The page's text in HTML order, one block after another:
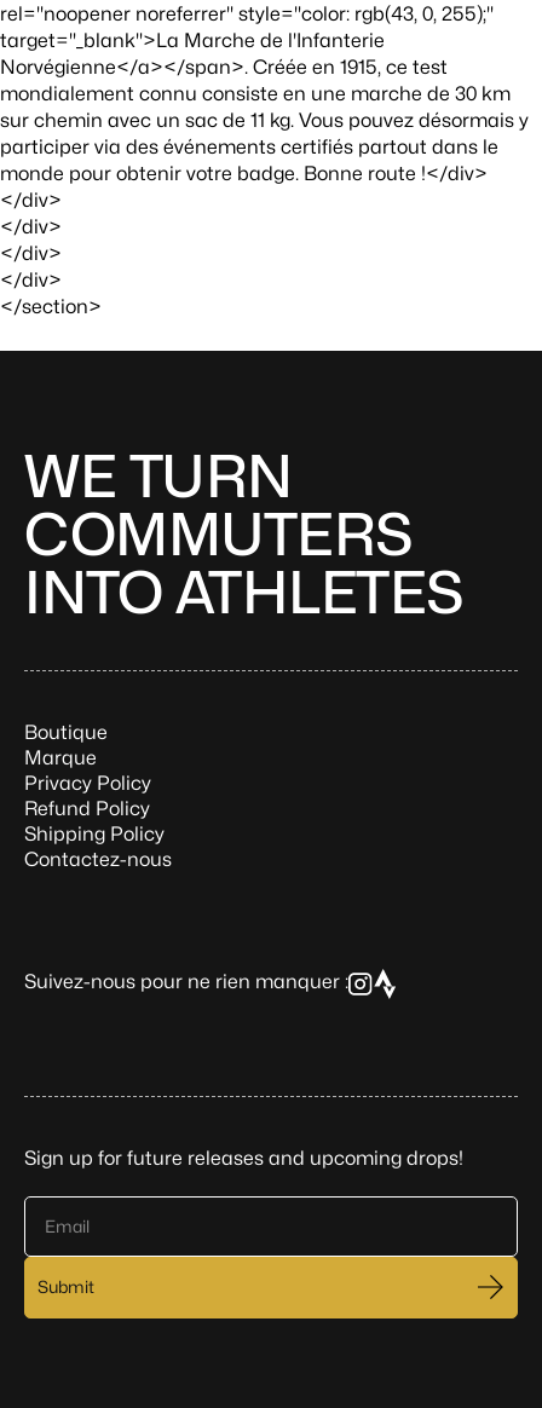
rel="noopener noreferrer" style="color: rgb(43, 0, 255);"
target="_blank">La Marche de l'Infanterie
Norvégienne</a></span>. Créée en 1915, ce test
mondialement connu consiste en une marche de 30 km
sur chemin avec un sac de 11 kg. Vous pouvez désormais y
participer via des événements certifiés partout dans le
monde pour obtenir votre badge. Bonne route !</div>
</div>
</div>
</div>
</div>
</section>
WE TURN
COMMUTERS
INTO ATHLETES
Boutique
Marque
Privacy Policy
Refund Policy
Shipping Policy
Contactez-nous
Suivez-nous pour ne rien manquer :
Sign up for future releases and upcoming drops!
Email
Submit